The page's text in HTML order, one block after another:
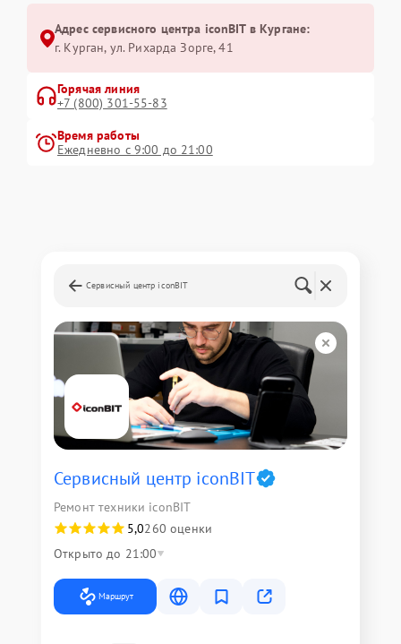
Адрес сервисного центра iconBIT в Кургане:
г. Курган, ул. Рихарда Зорге, 41
Горячая линия
+7 (800) 301-55-83
Время работы
Ежедневно с 9:00 до 21:00
Сервисный центр iconBIT
Сервисный центр iconBIT
Ремонт техники iconBIT
5,0260 оценки
Открыто до 21:00
Маршрут